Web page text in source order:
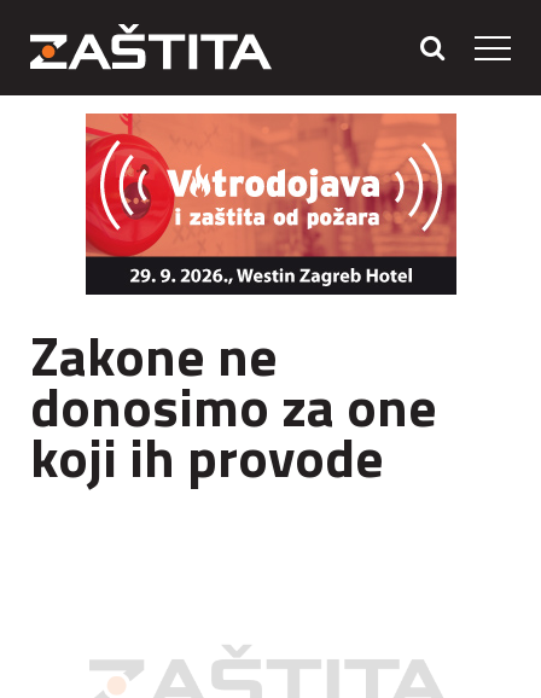
Zakone ne
donosimo za one
koji ih provode